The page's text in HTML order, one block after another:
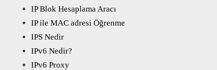
IP Blok Hesaplama Aracı
IP ile MAC adresi Öğrenme
IPS Nedir
IPv6 Nedir?
IPv6 Proxy